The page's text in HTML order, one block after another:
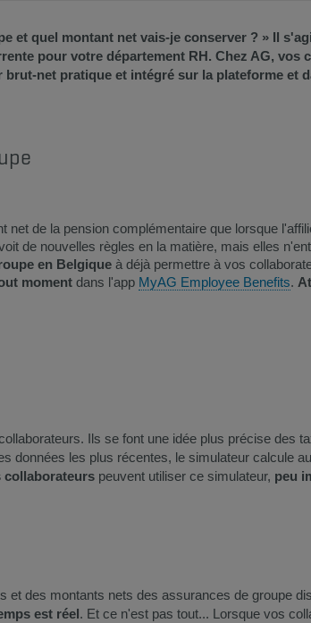
et quel montant net vais-je conserver ? » Il
pour votre département RH. Chez AG, vos
net pratique et intégré sur la plateforme et
net de la pension complémentaire que lorsque
de nouvelles règles en la matière, mais elles
en Belgique à déjà permettre à vos
moment dans l'app MyAG Employee Benefits.
Ils se font une idée plus précise des
données les plus récentes, le simulateur calcule
collaborateurs peuvent utiliser ce simulateur, peu
et des montants nets des assurances de groupe
est réel. Et ce n'est pas tout... Lorsque vos